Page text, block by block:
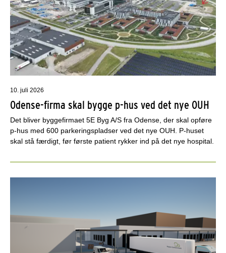
10. juli 2026
Odense-firma skal bygge p-hus ved det nye OUH
Det bliver byggefirmaet 5E Byg A/S fra Odense, der skal opføre
p-hus med 600 parkeringspladser ved det nye OUH. P-huset
skal stå færdigt, før første patient rykker ind på det nye hospital.